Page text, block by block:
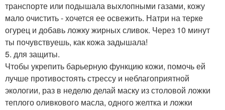
транспорте или подышала выхлопными газами, кожу
мало очистить - хочется ее освежить. Натри на терке
огурец и добавь ложку жирных сливок. Через 10 минут
ты почувствуешь, как кожа задышала!
5. для защиты.
Чтобы укрепить барьерную функцию кожи, помочь ей
лучше противостоять стрессу и неблагоприятной
экологии, раз в неделю делай маску из столовой ложки
теплого оливкового масла, одного желтка и ложки